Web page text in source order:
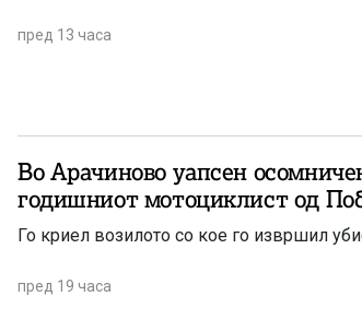
пред 13 часа
Во Арачиново уапсен
годишниот мотоциклист од
Го криел возилото со кое го извршил
пред 19 часа